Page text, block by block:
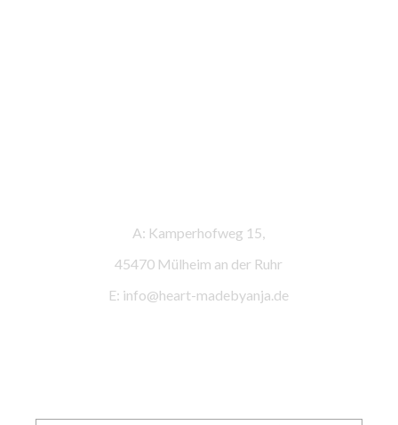
A: Kamperhofweg 15,
45470 Mülheim an der Ruhr
E: info@heart-madebyanja.de